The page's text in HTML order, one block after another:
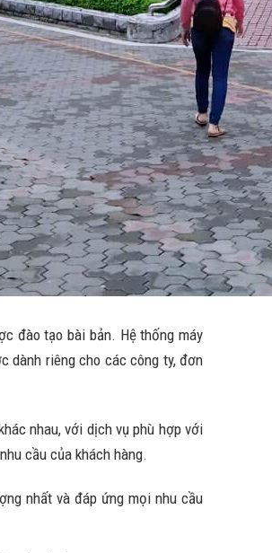
đào tạo bài bản. Hệ thống máy
dành riêng cho các công ty, đơn
nhau, với dịch vụ phù hợp với
cầu của khách hàng.
nhất và đáp ứng mọi nhu cầu